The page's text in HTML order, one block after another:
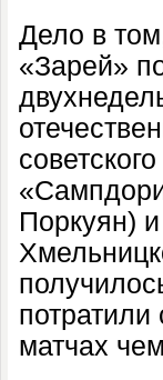
Дело в
«Зарей»
Поркуян)
матчах